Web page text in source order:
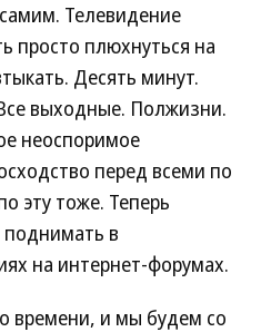
Телевидение
просто плюхнуться на
Десять минут.
выходные. Полжизни.
неоспоримое
перед всеми по
эту тоже. Теперь
поднимать в
на интернет-форумах.
времени, и мы будем со